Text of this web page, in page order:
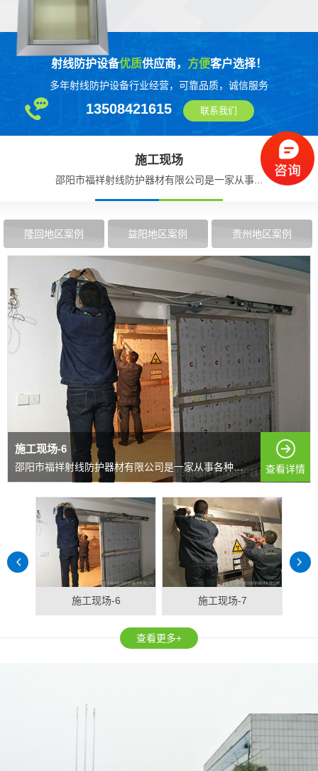
射线防护设备优质供应商， 方便客户选择！
多年射线防护设备行业经营，可靠品质，诚信服务
13508421615 联系我们
施工现场
邵阳市福祥射线防护器材有限公司是一家从事...
隆回地区案例 益阳地区案例 贵州地区案例
施工现场-6
邵阳市福祥射线防护器材有限公司是一家从事各种射线防护... 查看详情
施工现场-6 施工现场-7
查看更多+